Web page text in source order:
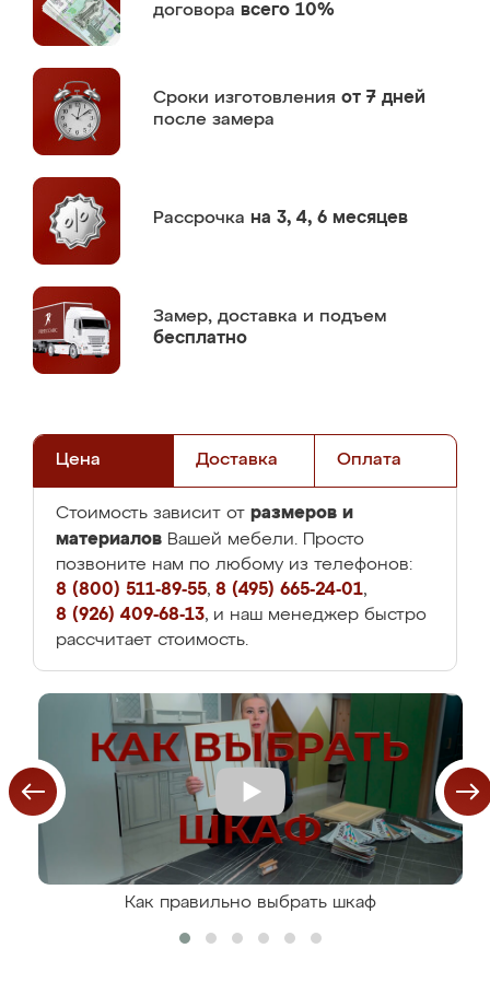
договора всего 10%
Сроки изготовления от 7 дней
после замера
Рассрочка на 3, 4, 6 месяцев
Замер, доставка и подъем
бесплатно
Цена Доставка Оплата
Стоимость зависит от размеров и
материалов Вашей мебели. Просто
позвоните нам по любому из телефонов:
8 (800) 511-89-55, 8 (495) 665-24-01,
8 (926) 409-68-13, и наш менеджер быстро
рассчитает стоимость.
Как правильно выбрать шкаф